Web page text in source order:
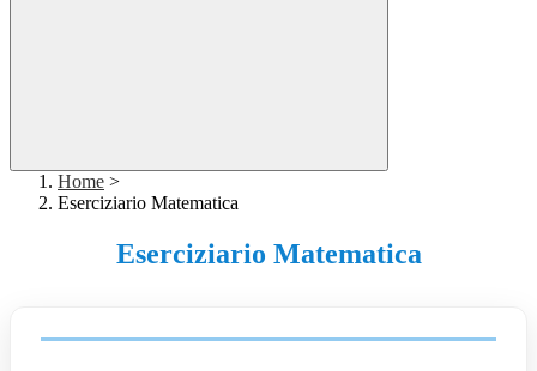
Home >
Eserciziario Matematica
Eserciziario Matematica